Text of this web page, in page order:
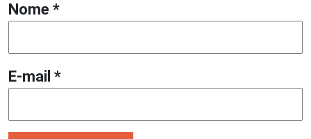
Nome *
E-mail *